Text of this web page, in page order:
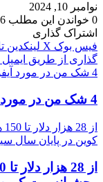
نوامبر 10, 2024
0 خواندن این مطلب 6 دقیقه زمان میبرد
اشتراک گذاری
فیس بوک X لینکدین
گذاری از طریق ایمیل
4 شک من در مورد آیفون 17 ایر
4 شک من در مورد آیفون 17 ایر
کوین در پایان سال